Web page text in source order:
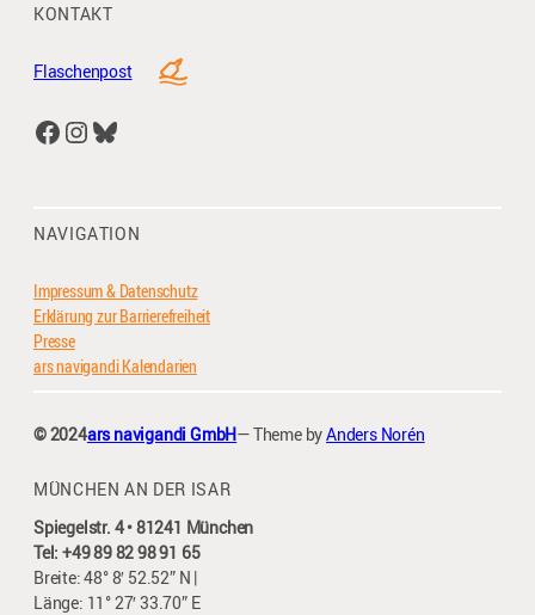
KONTAKT
Flaschenpost
Facebook InstagramBluesky
NAVIGATION
Impressum & Datenschutz
Erklärung zur Barrierefreiheit
Presse
ars navigandi Kalendarien
© 2024ars navigandi GmbH— Theme byAnders Norén
MÜNCHEN AN DER ISAR
Spiegelstr. 4 • 81241 München
Tel: +49 89 82 98 91 65
Breite: 48° 8′ 52.52” N |
Länge: 11° 27′ 33.70” E